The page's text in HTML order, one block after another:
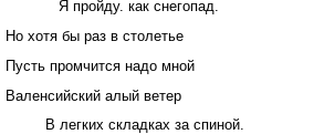
Я пройду. как снегопад.
Но хотя бы раз в столетье
Пусть промчится надо мной
Валенсийский алый ветер
В легких складках за спиной.